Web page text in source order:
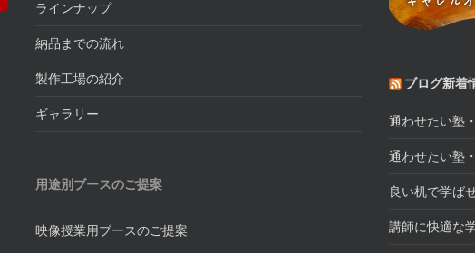
ラインナップ
納品までの流れ
製作工場の紹介
ギャラリー
用途別ブースのご提案
映像授業用ブースのご提案
ブログ新着
通わせたい塾
通わせたい塾
良い机で学ば
講師に快適な